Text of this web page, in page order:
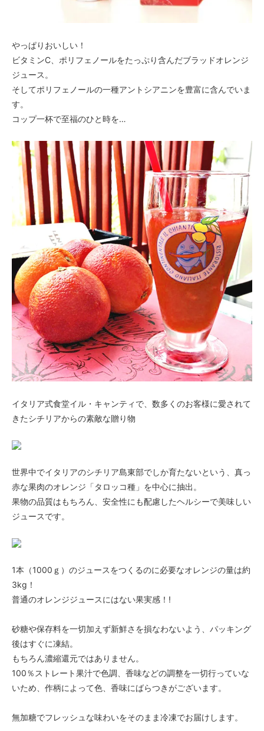
やっぱりおいしい！
ビタミンC、ポリフェノールをたっぷり含んだブラッドオレンジ
ジュース。
そしてポリフェノールの一種アントシアニンを豊富に含んでいま
す。
コップ一杯で至福のひと時を…
イタリア式食堂イル・キャンティで、数多くのお客様に愛されて
きたシチリアからの素敵な贈り物
世界中でイタリアのシチリア島東部でしか育たないという、真っ
赤な果肉のオレンジ「タロッコ種」を中心に抽出。
果物の品質はもちろん、安全性にも配慮したヘルシーで美味しい
ジュースです。
1本（1000ｇ）のジュースをつくるのに必要なオレンジの量は約
3kg！
普通のオレンジジュースにはない果実感！!
砂糖や保存料を一切加えず新鮮さを損なわないよう、パッキング
後はすぐに凍結。
もちろん濃縮還元ではありません。
100％ストレート果汁で色調、香味などの調整を一切行っていな
いため、作柄によって色、香味にばらつきがございます。
無加糖でフレッシュな味わいをそのまま冷凍でお届けします。